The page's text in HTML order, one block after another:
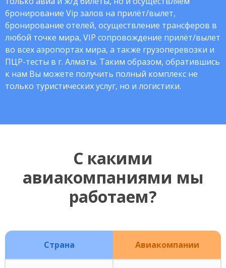
бронирование Vip залов на прилёт/вылет,
бронирование отелей, осуществление трансферов в
любой точке мира, VIP сопровождение прилёт/вылет
во всех аэропортах мира, а также грузоперевозки и
ПЦР-тесты в г. Алматы. Таким образом, обратившись
к нам Вы можете получить полный комплекс не
только туристических услуг, но и логистики.
С какими
авиакомпаниями мы
работаем?
Страна Авиакомпании